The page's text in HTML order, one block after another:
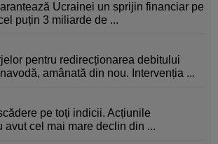
Ucrainei un sprijin financiar pe
puțin 3 miliarde de ...
pentru redirecționarea debitului
amânată din nou. Intervenția ...
pe toți indicii. Acțiunile
avut cel mai mare declin din ...